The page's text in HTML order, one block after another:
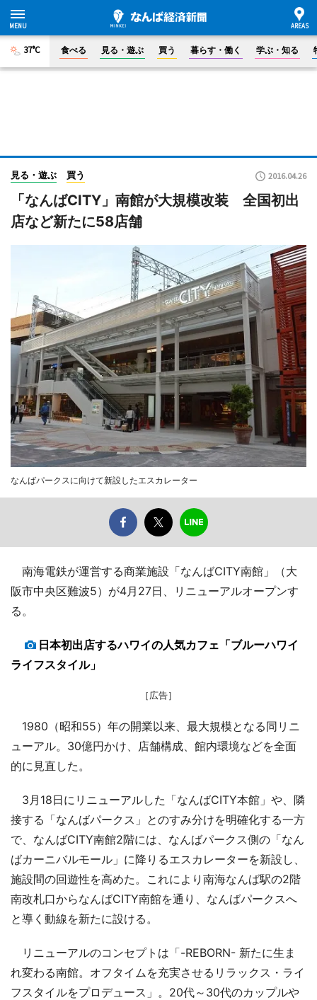
37°C 食べる 見る・遊ぶ 買う 暮らす・働く 学ぶ・知る
見る・遊ぶ 買う 2016.04.26
「なんばCITY」南館が大規模改装 全国初出
店など新たに58店舗
なんばパークスに向けて新設したエスカレーター
南海電鉄が運営する商業施設「なんばCITY南館」（大
阪市中央区難波5）が4月27日、リニューアルオープンす
る。
日本初出店するハワイの人気カフェ「ブルーハワイ
ライフスタイル」
［広告］
1980（昭和55）年の開業以来、最大規模となる同リニ
ューアル。30億円かけ、店舗構成、館内環境などを全面
的に見直した。
3月18日にリニューアルした「なんばCITY本館」や、隣
接する「なんばパークス」とのすみ分けを明確化する一方
で、なんばCITY南館2階には、なんばパークス側の「なん
ばカーニバルモール」に降りるエスカレーターを新設し、
施設間の回遊性を高めた。これにより南海なんば駅の2階
南改札口からなんばCITY南館を通り、なんばパークスへ
と導く動線を新たに設ける。
リニューアルのコンセプトは「-REBORN- 新たに生ま
れ変わる南館。オフタイムを充実させるリラックス・ライ
フスタイルをプロデュース」。20代～30代のカップルや